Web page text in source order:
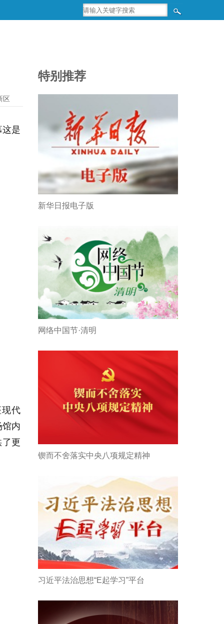
区
是
代
馆内
更
特别推荐
新华日报电子版
网络中国节·清明
锲而不舍落实中央八项规定精神
习近平法治思想“E起学习”平台